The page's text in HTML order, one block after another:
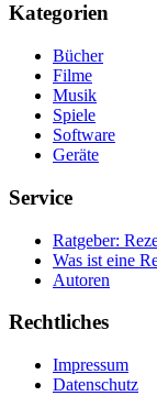
Kategorien
Bücher
Filme
Musik
Spiele
Software
Geräte
Service
Ratgeber:
Was ist eine
Autoren
Rechtliches
Impressum
Datenschutz